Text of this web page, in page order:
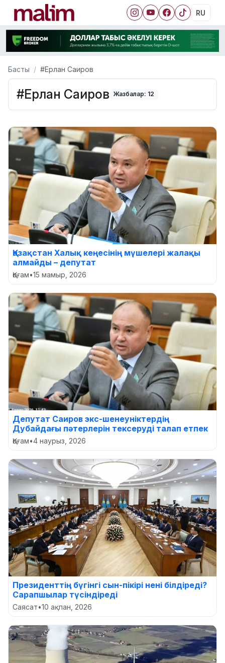
RU
Басты #Ерлан Саиров
#Ерлан Саиров Жазбалар: 12
Қазақстан Халық кеңесінің мүшелері жалақы
алмайды – депутат
Қоғам•15 мамыр, 2026
Депутат Саиров экс-шенеуніктердің
Дубайдағы пәтерлерін тексеруді талап етпек
Қоғам•4 наурыз, 2026
Президенттің бүгінгі сын-пікірі нені білдіреді?
Сарапшылар түсіндіреді
Саясат•10 ақпан, 2026